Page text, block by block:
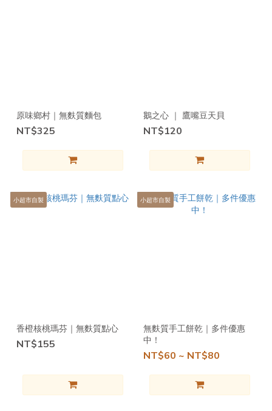
原味鄉村｜無麩質麵包
NT$325
鵝之心 ｜ 鷹嘴豆天貝
NT$120
小超市自製
香橙核桃瑪芬｜無麩質點心
NT$155
小超市自製
無麩質手工餅乾｜多件優惠
中！
NT$60 ~ NT$80